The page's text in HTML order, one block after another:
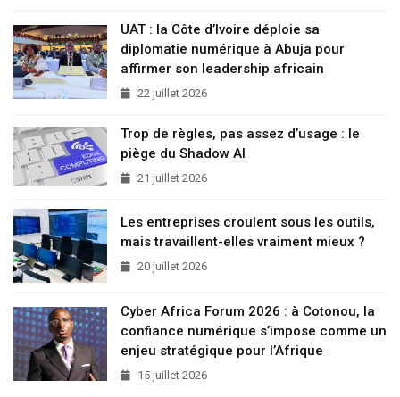
UAT : la Côte d’Ivoire déploie sa
diplomatie numérique à Abuja pour
affirmer son leadership africain
22 juillet 2026
Trop de règles, pas assez d’usage : le
piège du Shadow AI
21 juillet 2026
Les entreprises croulent sous les outils,
mais travaillent-elles vraiment mieux ?
20 juillet 2026
Cyber Africa Forum 2026 : à Cotonou, la
confiance numérique s’impose comme un
enjeu stratégique pour l’Afrique
15 juillet 2026